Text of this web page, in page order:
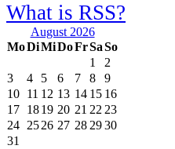
What is RSS?
August 2026
MoDiMiDoFrSaSo
1
2
3
4 5 6 7 8
9
10 11 12 13 14 15 16
17 1819 20 21 22 23
24 2526 27 28 2930
31